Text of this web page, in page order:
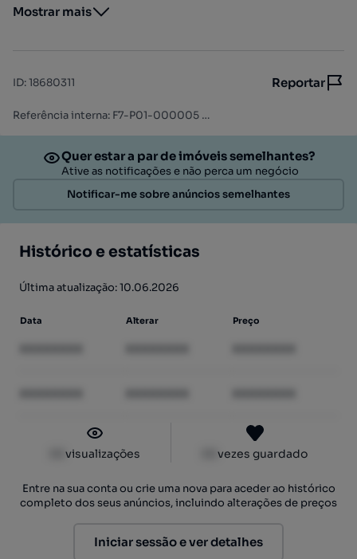
Mostrar mais
ID:18680311 Reportar
Referência interna: F7-P01-000005 / 88479 IS
Quer estar a par de imóveis semelhantes?
Ative as notificações e não perca um negócio
Notificar-me sobre anúncios semelhantes
Histórico e estatísticas
Última atualização: 10.06.2026
Data Alterar Preço
visualizações vezes guardado
Entre na sua conta ou crie uma nova para aceder ao histórico
completo dos seus anúncios, incluindo alterações de preços
Iniciar sessão e ver detalhes